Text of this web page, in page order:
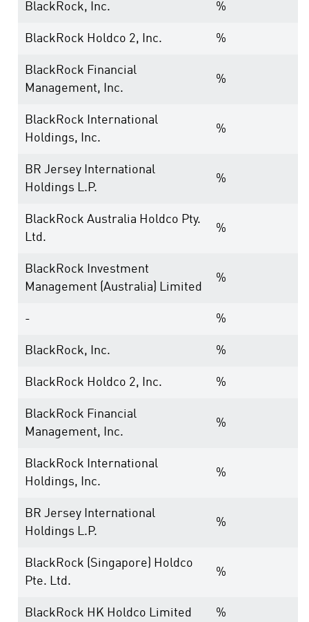
BlackRock, Inc. %
BlackRock Holdco 2, Inc. %
BlackRock Financial
Management, Inc.
%
BlackRock International
Holdings, Inc.
%
BR Jersey International
Holdings L.P.
%
BlackRock Australia Holdco Pty.
Ltd.
%
BlackRock Investment
Management (Australia) Limited
%
- %
BlackRock, Inc. %
BlackRock Holdco 2, Inc. %
BlackRock Financial
Management, Inc.
%
BlackRock International
Holdings, Inc.
%
BR Jersey International
Holdings L.P.
%
BlackRock (Singapore) Holdco
Pte. Ltd.
%
BlackRock HK Holdco Limited %